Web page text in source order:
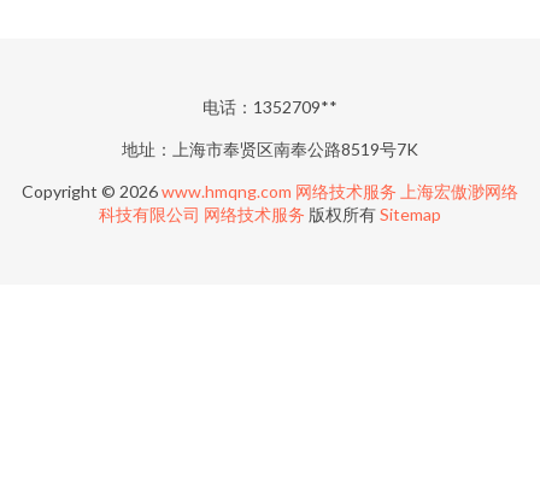
电话：1352709**
地址：上海市奉贤区南奉公路8519号7K
Copyright © 2026www.hmqng.com 网络技术服务 上海宏傲渺网络
科技有限公司 网络技术服务 版权所有Sitemap